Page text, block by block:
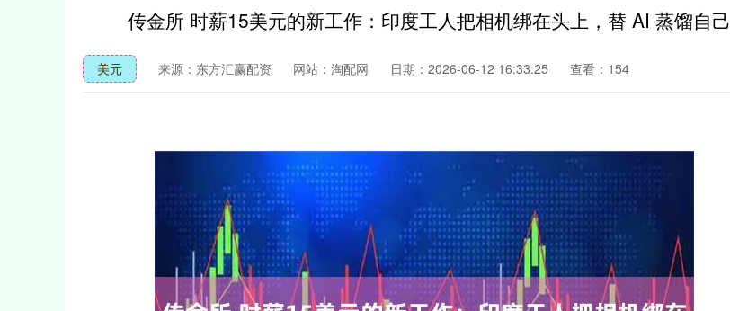
传金所 时薪15美元的新工作：印度工人把相机绑在头上，替 AI 蒸馏自己
美元 来源：东方汇赢配资 网站：淘配网 日期：2026-06-12 16:33:25 查看：154